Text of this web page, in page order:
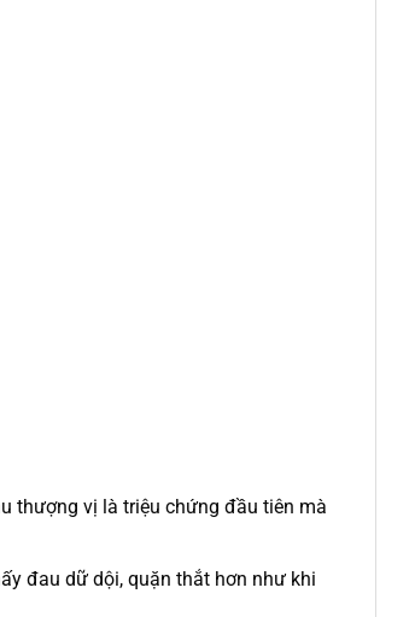
thượng vị là triệu chứng đầu tiên mà
đau dữ dội, quặn thắt hơn như khi